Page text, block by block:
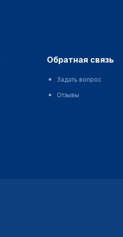
обратная связь
Задать вопрос
Отзывы